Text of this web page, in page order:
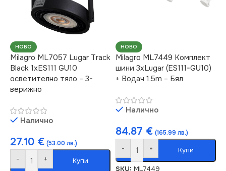
НОВО
Milagro ML7057 Lugar Track
Black 1xES111 GU10
осветително тяло – 3-
верижно
Налично
27.10 € (53.00 лв.)
- + Купи
НОВО
Milagro ML7449 Комплект
шини 3xLugar (ES111-GU10)
+ Водач 1.5m – Бял
Налично
84.87 € (165.99 лв.)
- + Купи
SKU: ML7449